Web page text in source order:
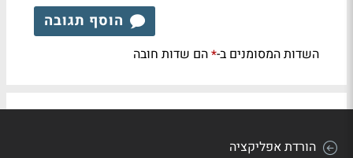
הוסף תגובה
השדות המסומנים ב-*הם שדות חובה
הורדת אפליקציה